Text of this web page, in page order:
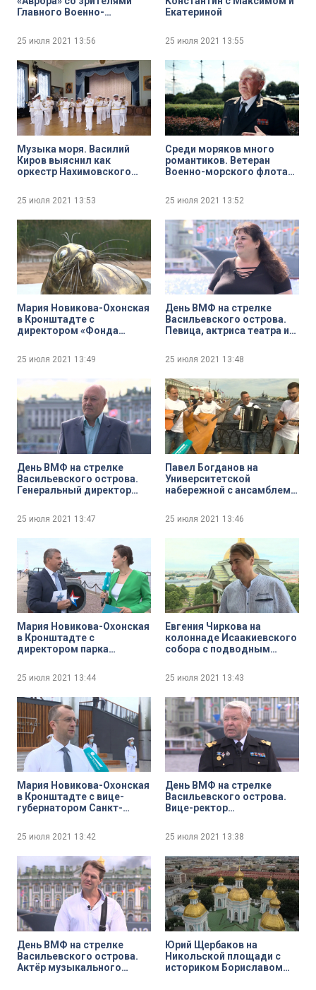
Главного Военно-
25 июля 2021 13:56
Екатериной
25 июля 2021 13:55
Музыка моря. Василий
Киров выяснил как
оркестр Нахимовского
Дня ВМФ
25 июля 2021 13:53
Среди моряков много
романтиков. Ветеран
Военно-морского флота
любимых морских местах
25 июля 2021 13:52
Мария Новикова-Охонская
в Кронштадте с
директором «Фонда
Вячеславом Алексеевым.
Открытие памятника
25 июля 2021 13:49
День ВМФ на стрелке
Васильевского острова.
Певица, актриса театра и
25 июля 2021 13:48
День ВМФ на стрелке
Васильевского острова.
Генеральный директор
организаций ветеранов
25 июля 2021 13:47
Павел Богданов на
Университетской
набережной с ансамблем
Бараковым
25 июля 2021 13:46
Мария Новикова-Охонская
в Кронштадте с
директором парка
25 июля 2021 13:44
Евгения Чиркова на
колоннаде Исаакиевского
собора с подводным
председателя правления
организации «Память
Балтики» Олегом
Великосельским
25 июля 2021 13:43
Мария Новикова-Охонская
в Кронштадте с вице-
губернатором Санкт-
Пиотровским
25 июля 2021 13:42
День ВМФ на стрелке
Васильевского острова.
Вице-ректор
университета морского и
речного флота имени
адмирала С. О. Макарова
Иван Костылев
25 июля 2021 13:38
День ВМФ на стрелке
Васильевского острова.
Актёр музыкального
Юрий Щербаков на
Никольской площади с
историком Бориславом